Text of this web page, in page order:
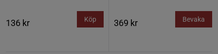
136 kr Köp 369 kr Bevaka